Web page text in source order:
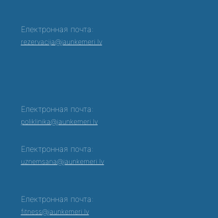
Електронная почта:
rezervacija@jaunkemeri.lv
Електронная почта:
poliklinika@jaunkemeri.lv
Електронная почта:
uznemsana@jaunkemeri.lv
Електронная почта:
fitness@jaunkemeri.lv